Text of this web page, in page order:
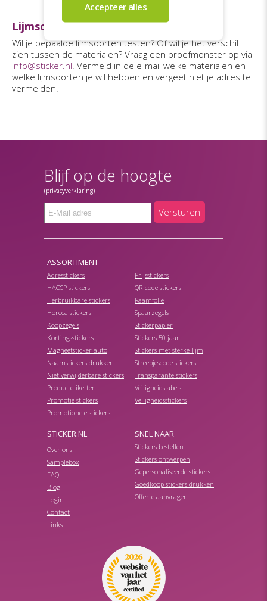
Lijmsoorten testen
Wil je bepaalde lijmsoorten testen? Of wil je het verschil
zien tussen de materialen? Vraag een proefmonster op via
info@sticker.nl. Vermeld in de e-mail welke materialen en
welke lijmsoorten je wil hebben en vergeet niet je adres te
vermelden.
Blijf op de hoogte
(privacyverklaring)
Versturen
ASSORTIMENT
Adresstickers
HACCP stickers
Herbruikbare stickers
Horeca stickers
Koopzegels
Kortingsstickers
Magneetsticker auto
Naamstickers drukken
Niet verwijderbare stickers
Productetiketten
Promotie stickers
Promotionele stickers
Prijsstickers
QR-code stickers
Raamfolie
Spaarzegels
Stickerpapier
Stickers 50 jaar
Stickers met sterke lijm
Streepjescode stickers
Transparante stickers
Veiligheidslabels
Veiligheidsstickers
STICKER.NL
Over ons
Samplebox
FAQ
Blog
Login
Contact
Links
SNEL NAAR
Stickers bestellen
Stickers ontwerpen
Gepersonaliseerde stickers
Goedkoop stickers drukken
Offerte aanvragen